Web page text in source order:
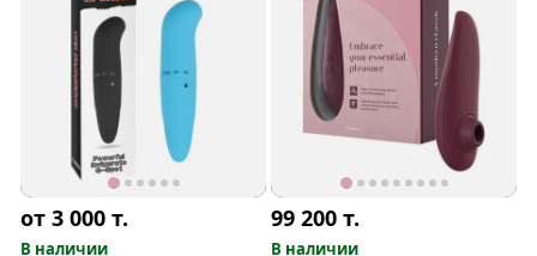
от 3 000т.
В наличии
99 200т.
В наличии